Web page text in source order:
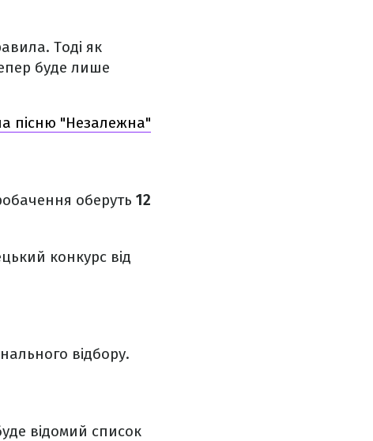
Тоді як
буде лише
пісню "Незалежна"
оберуть 12
конкурс від
відбору.
відомий список